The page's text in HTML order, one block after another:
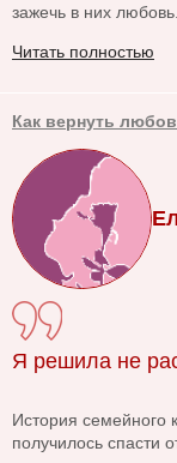
зажечь в них
Читать полностью
Как вернуть
Я решила не
История семейного
получилось спасти